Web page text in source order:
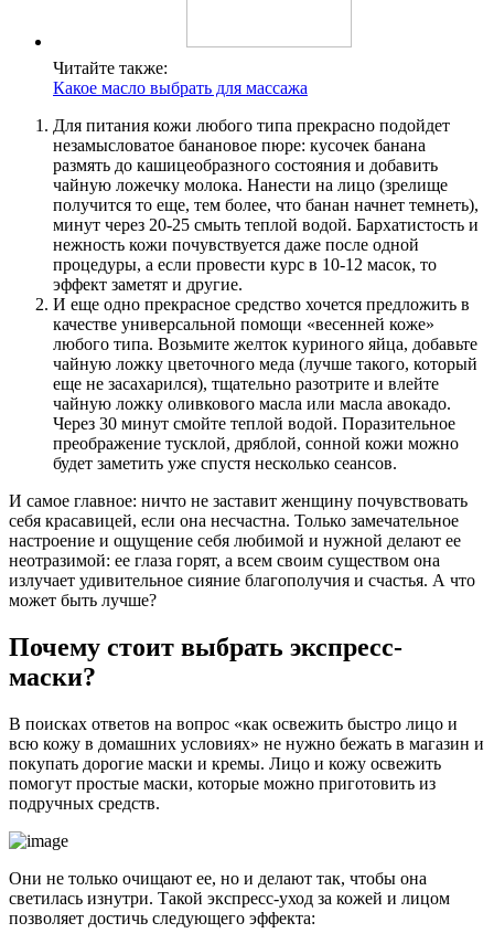
Читайте также:
Какое масло выбрать для массажа
Для питания кожи любого типа прекрасно подойдет
незамысловатое банановое пюре: кусочек банана
размять до кашицеобразного состояния и добавить
чайную ложечку молока. Нанести на лицо (зрелище
получится то еще, тем более, что банан начнет темнеть),
минут через 20-25 смыть теплой водой. Бархатистость и
нежность кожи почувствуется даже после одной
процедуры, а если провести курс в 10-12 масок, то
эффект заметят и другие.
И еще одно прекрасное средство хочется предложить в
качестве универсальной помощи «весенней коже»
любого типа. Возьмите желток куриного яйца, добавьте
чайную ложку цветочного меда (лучше такого, который
еще не засахарился), тщательно разотрите и влейте
чайную ложку оливкового масла или масла авокадо.
Через 30 минут смойте теплой водой. Поразительное
преображение тусклой, дряблой, сонной кожи можно
будет заметить уже спустя несколько сеансов.
И самое главное: ничто не заставит женщину почувствовать
себя красавицей, если она несчастна. Только замечательное
настроение и ощущение себя любимой и нужной делают ее
неотразимой: ее глаза горят, а всем своим существом она
излучает удивительное сияние благополучия и счастья. А что
может быть лучше?
Почему стоит выбрать экспресс-
маски?
В поисках ответов на вопрос «как освежить быстро лицо и
всю кожу в домашних условиях» не нужно бежать в магазин и
покупать дорогие маски и кремы. Лицо и кожу освежить
помогут простые маски, которые можно приготовить из
подручных средств.
Они не только очищают ее, но и делают так, чтобы она
светилась изнутри. Такой экспресс-уход за кожей и лицом
позволяет достичь следующего эффекта: